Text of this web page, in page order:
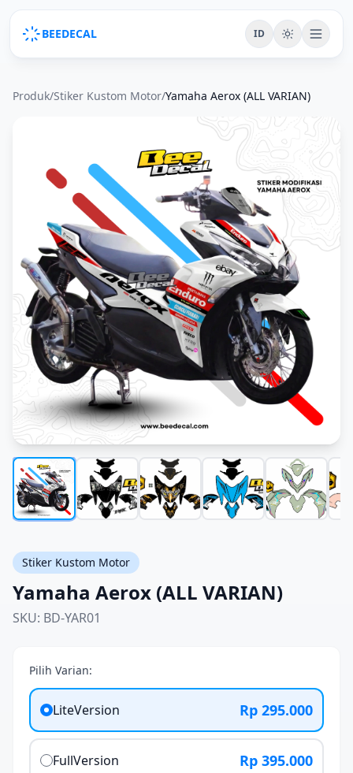
BEEDECAL ID
Produk/Stiker Kustom Motor/Yamaha Aerox (ALL VARIAN)
Stiker Kustom Motor
Yamaha Aerox (ALL VARIAN)
SKU: BD-YAR01
Pilih Varian:
LiteVersion Rp 295.000
FullVersion Rp 395.000